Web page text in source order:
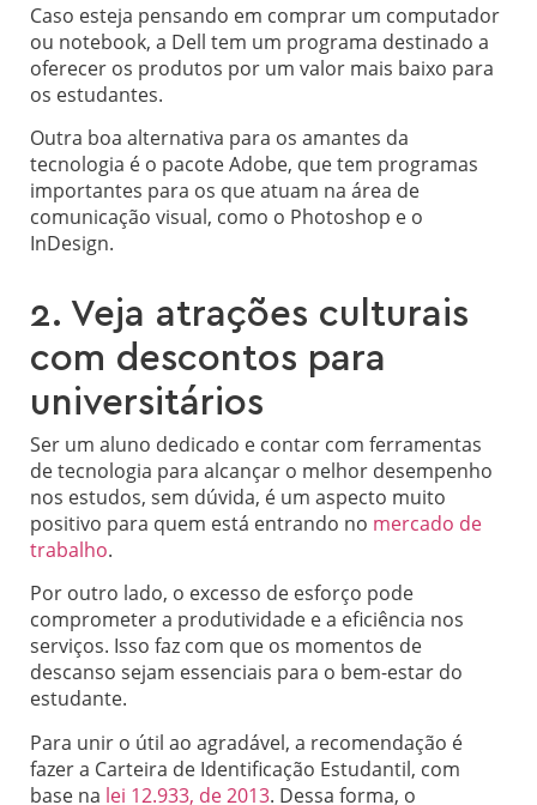
Caso esteja pensando em comprar um computador
ou notebook, a Dell tem um programa destinado a
oferecer os produtos por um valor mais baixo para
os estudantes.
Outra boa alternativa para os amantes da
tecnologia é o pacote Adobe, que tem programas
importantes para os que atuam na área de
comunicação visual, como o Photoshop e o
InDesign.
2. Veja atrações culturais
com descontos para
universitários
Ser um aluno dedicado e contar com ferramentas
de tecnologia para alcançar o melhor desempenho
nos estudos, sem dúvida, é um aspecto muito
positivo para quem está entrando no mercado de
trabalho.
Por outro lado, o excesso de esforço pode
comprometer a produtividade e a eficiência nos
serviços. Isso faz com que os momentos de
descanso sejam essenciais para o bem-estar do
estudante.
Para unir o útil ao agradável, a recomendação é
fazer a Carteira de Identificação Estudantil, com
base na lei 12.933, de 2013. Dessa forma, o